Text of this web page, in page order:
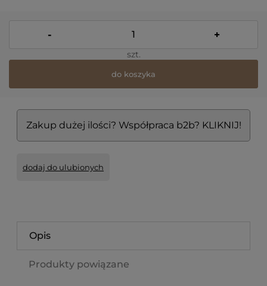
- +
szt.
do koszyka
Zakup dużej ilości? Współpraca b2b? KLIKNIJ!
dodaj do ulubionych
Opis
Produkty powiązane